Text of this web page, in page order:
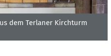
dem Terlaner Kirchturm